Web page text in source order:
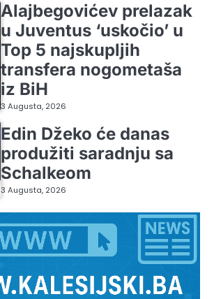
Alajbegovićev prelazak
u Juventus ‘uskočio’ u
Top 5 najskupljih
transfera nogometaša
iz BiH
3 Augusta, 2026
Edin Džeko će danas
produžiti saradnju sa
Schalkeom
3 Augusta, 2026